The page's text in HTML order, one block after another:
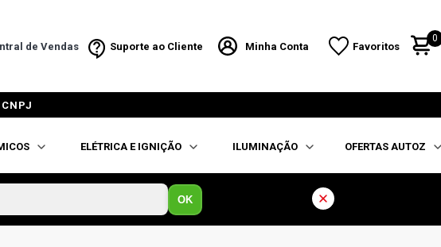
de Vendas Suporte ao Cliente Minha Conta Favoritos
0
CNPJ
ELÉTRICA E IGNIÇÃO ILUMINAÇÃO OFERTAS AUTOZ
OK